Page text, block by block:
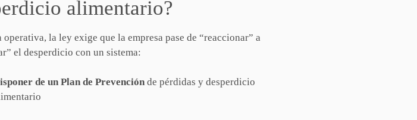
alimentario?
operativa, la ley exige que la empresa pase de “reaccionar” a
el desperdicio con un sistema:
de un Plan de Prevención de pérdidas y desperdicio